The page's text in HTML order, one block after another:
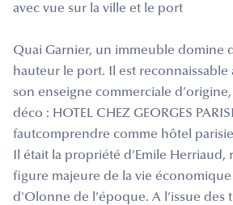
avec vue sur la ville et le port
Quai Garnier, un immeuble domine
hauteur le port. Il est reconnaissable
son enseigne commerciale
déco : HOTEL CHEZ GEORGES
fautcomprendre comme hôtel
Il était la propriété d’Emile
figure majeure de la vie économique
d'Olonne de l’époque. A l’issue des